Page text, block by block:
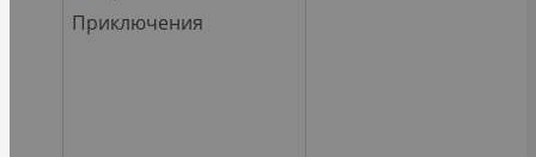
Приключения